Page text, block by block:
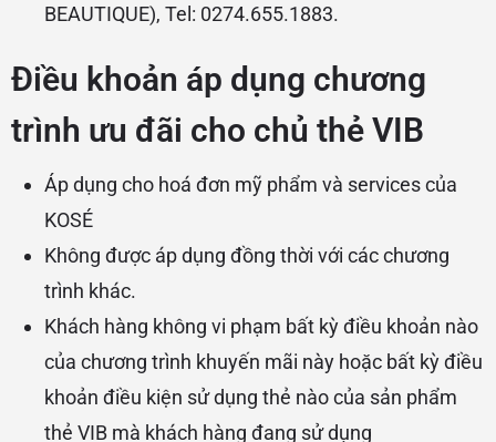
BEAUTIQUE), Tel: 0274.655.1883.
Điều khoản áp dụng chương
trình ưu đãi cho chủ thẻ VIB
Áp dụng cho hoá đơn mỹ phẩm và services của
KOSÉ
Không được áp dụng đồng thời với các chương
trình khác.
Khách hàng không vi phạm bất kỳ điều khoản nào
của chương trình khuyến mãi này hoặc bất kỳ điều
khoản điều kiện sử dụng thẻ nào của sản phẩm
thẻ VIB mà khách hàng đang sử dụng